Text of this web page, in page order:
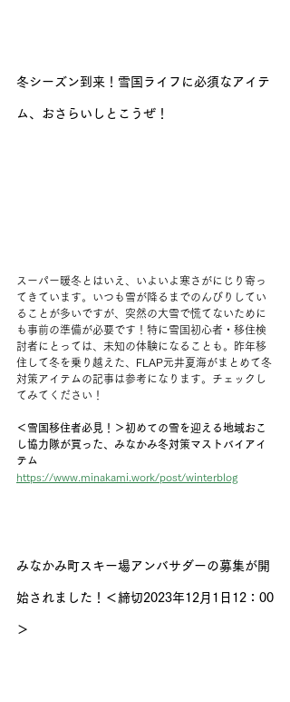
冬シーズン到来！雪国ライフに必須なアイテ
ム、おさらいしとこうぜ！
スーパー暖冬とはいえ、いよいよ寒さがにじり寄っ
てきています。いつも雪が降るまでのんびりしてい
ることが多いですが、突然の大雪で慌てないために
も事前の準備が必要です！特に雪国初心者・移住検
討者にとっては、未知の体験になることも。昨年移
住して冬を乗り越えた、FLAP元井夏海がまとめて冬
対策アイテムの記事は参考になります。チェックし
てみてください！
＜雪国移住者必見！＞初めての雪を迎える地域おこ
し協力隊が買った、みなかみ冬対策マストバイアイ
テム
https://www.minakami.work/post/winterblog
みなかみ町スキー場アンバサダーの募集が開
始されました！＜締切2023年12月1日12：00
＞